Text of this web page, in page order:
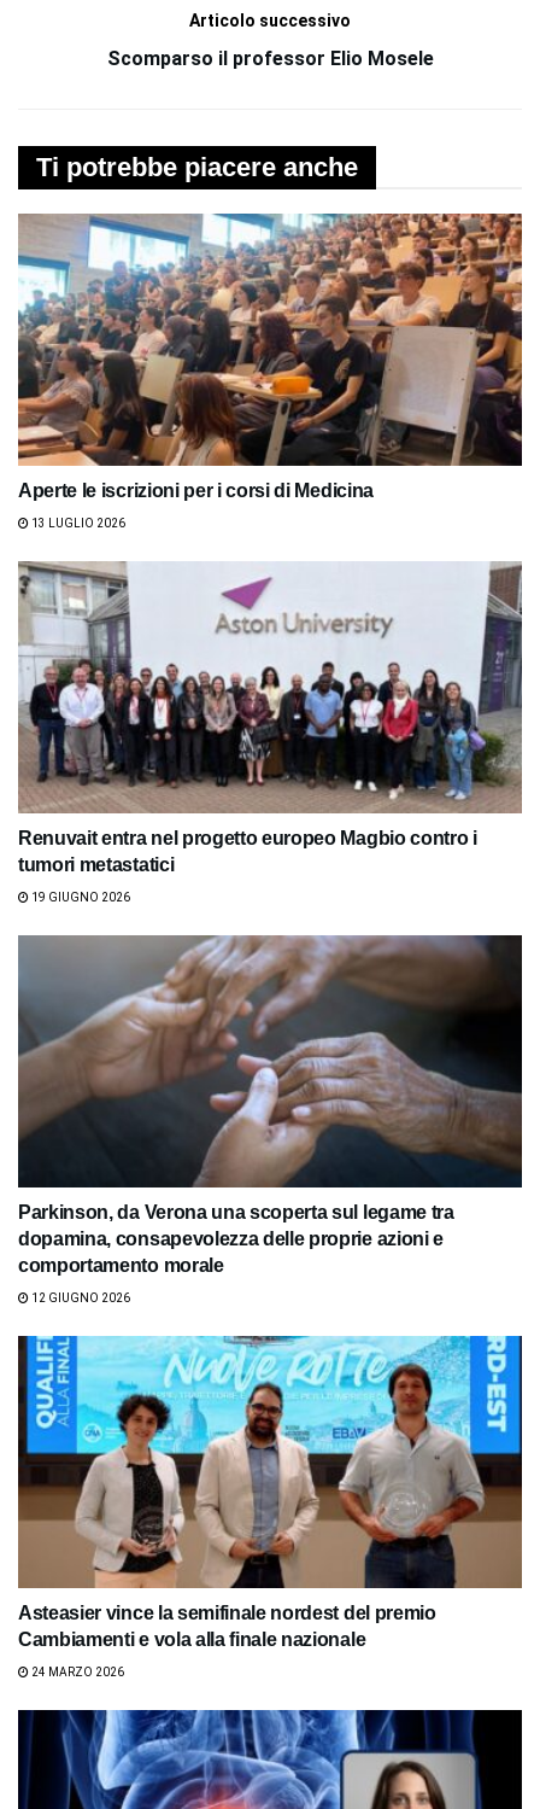
Articolo successivo
Scomparso il professor Elio Mosele
Ti potrebbe piacere anche
Aperte le iscrizioni per i corsi di Medicina
13 LUGLIO 2026
Renuvait entra nel progetto europeo Magbio contro i
tumori metastatici
19 GIUGNO 2026
Parkinson, da Verona una scoperta sul legame tra
dopamina, consapevolezza delle proprie azioni e
comportamento morale
12 GIUGNO 2026
Asteasier vince la semifinale nordest del premio
Cambiamenti e vola alla finale nazionale
24 MARZO 2026